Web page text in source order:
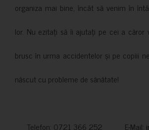
organiza mai bine, încât să venim în
lor. Nu ezitați să îi ajutați pe cei a căror
brusc în urma accidentelor și pe copiii
născut cu probleme de sănătate!
Telefon: 0721 366 252 E-Mail: